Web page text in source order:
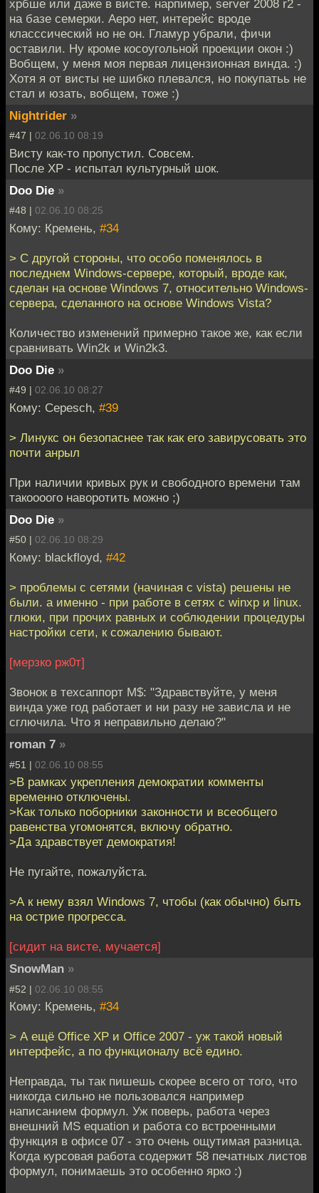
хрбше или даже в висте. нарпимер, server 2008 r2 -
на базе семерки. Аеро нет, интерейс вроде
класссический но не он. Гламур убрали, фичи
оставили. Ну кроме косоугольной проекции окон :)
Вобщем, у меня моя первая лицензионная винда. :)
Хотя я от висты не шибко плевался, но покупатьь не
стал и юзать, вобщем, тоже :)
Nightrider »
#47 | 02.06.10 08:19
Висту как-то пропустил. Совсем.
После ХР - испытал культурный шок.
Doo Die »
#48 | 02.06.10 08:25
Кому: Кремень, #34
> С другой стороны, что особо поменялось в
последнем Windows-сервере, который, вроде как,
сделан на основе Windows 7, относительно Windows-
сервера, сделанного на основе Windows Vista?
Количество изменений примерно такое же, как если
сравнивать Win2k и Win2k3.
Doo Die »
#49 | 02.06.10 08:27
Кому: Cepesch, #39
> Линукс он безопаснее так как его завирусовать это
почти анрыл
При наличии кривых рук и свободного времени там
такоооого наворотить можно ;)
Doo Die »
#50 | 02.06.10 08:29
Кому: blackfloyd, #42
> проблемы с сетями (начиная с vista) решены не
были. а именно - при работе в сетях с winxp и linux.
глюки, при прочих равных и соблюдении процедуры
настройки сети, к сожалению бывают.
[мерзко рж0т]
Звонок в техсаппорт M$: "Здравствуйте, у меня
винда уже год работает и ни разу не зависла и не
сглючила. Что я неправильно делаю?"
roman 7 »
#51 | 02.06.10 08:55
>В рамках укрепления демократии комменты
временно отключены.
>Как только поборники законности и всеобщего
равенства угомонятся, включу обратно.
>Да здравствует демократия!
Не пугайте, пожалуйста.
>А к нему взял Windows 7, чтобы (как обычно) быть
на острие прогресса.
[сидит на висте, мучается]
SnowMan »
#52 | 02.06.10 08:55
Кому: Кремень, #34
> А ещё Office XP и Office 2007 - уж такой новый
интерфейс, а по функционалу всё едино.
Неправда, ты так пишешь скорее всего от того, что
никогда сильно не пользовался например
написанием формул. Уж поверь, работа через
внешний MS equation и работа со встроенными
функция в офисе 07 - это очень ощутимая разница.
Когда курсовая работа содержит 58 печатных листов
формул, понимаешь это особенно ярко :)